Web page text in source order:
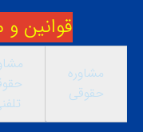
قوانین
مشاوره
حقوقی